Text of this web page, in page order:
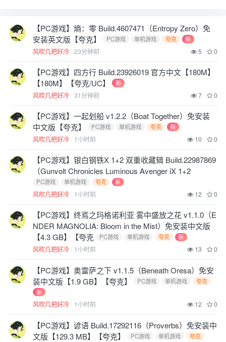
【PC游戏】熵：零 Build.4607471（Entropy Zero）免
安装英文版【夸克】
PC游戏 单机游戏 夸克 新
风吹几把好冷 23分钟前 5 0
【PC游戏】四方行 Build.23926019 官方中文【180M】
【180M】【夸克/UC】
新
风吹几把好冷 31分钟前 7 0
【PC游戏】一起划船 v1.2.2（Boat Together）免安装
中文版【夸克】
PC游戏 单机游戏 夸克 新
风吹几把好冷 1小时前 10 0
【PC游戏】银白钢铁X 1+2 双重收藏辑 Build.22987869
（Gunvolt Chronicles Luminous Avenger iX 1+2
PC游戏 单机游戏 夸克 新
风吹几把好冷 1小时前 12 0
【PC游戏】终焉之玛格诺利亚 雾中盛放之花 v1.1.0（E
NDER MAGNOLIA: Bloom in the Mist）免安装中文版
【4.3 GB】【夸克
PC游戏 单机游戏 夸克 新
风吹几把好冷 1小时前 13 0
【PC游戏】奥雷萨之下 v1.1.5（Beneath Oresa）免安
装中文版【1.9 GB】【夸克】
PC游戏 单机游戏
夸克
新
风吹几把好冷 1小时前 12 0
【PC游戏】谚语 Build.17292116（Proverbs）免安装中
文版【129.3 MB】【夸克】
PC游戏 单机游戏
夸克